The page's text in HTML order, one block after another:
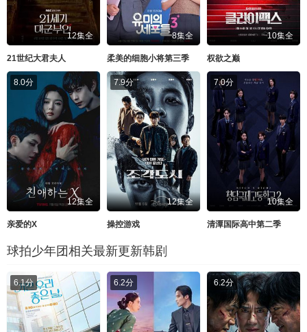
12集全
21世纪大君夫人
8集全
柔美的细胞小将第三季
10集全
权欲之巅
8.0分
12集全
亲爱的X
7.9分
12集全
操控游戏
7.0分
10集全
清潭国际高中第二季
球拍少年团相关最新更新韩剧
6.1分 6.2分 6.2分